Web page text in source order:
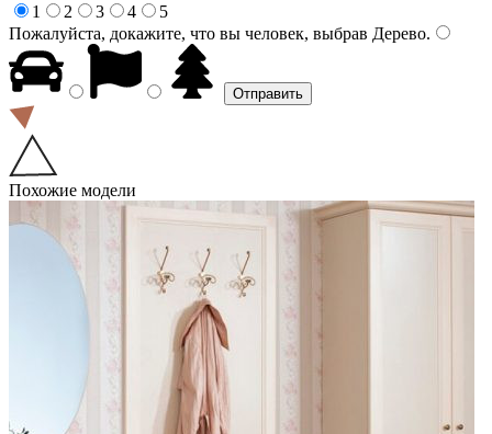
1
2 3 4
5
Пожалуйста, докажите, что вы человек, выбрав Дерево.
Похожие модели